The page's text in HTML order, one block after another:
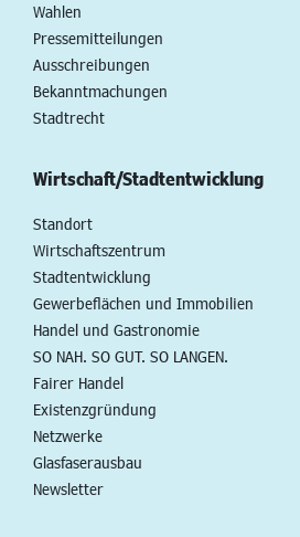
Wahlen
Pressemitteilungen
Ausschreibungen
Bekanntmachungen
Stadtrecht
Wirtschaft/Stadtentwicklung
Standort
Wirtschaftszentrum
Stadtentwicklung
Gewerbeflächen und Immobilien
Handel und Gastronomie
SO NAH. SO GUT. SO LANGEN.
Fairer Handel
Existenzgründung
Netzwerke
Glasfaserausbau
Newsletter